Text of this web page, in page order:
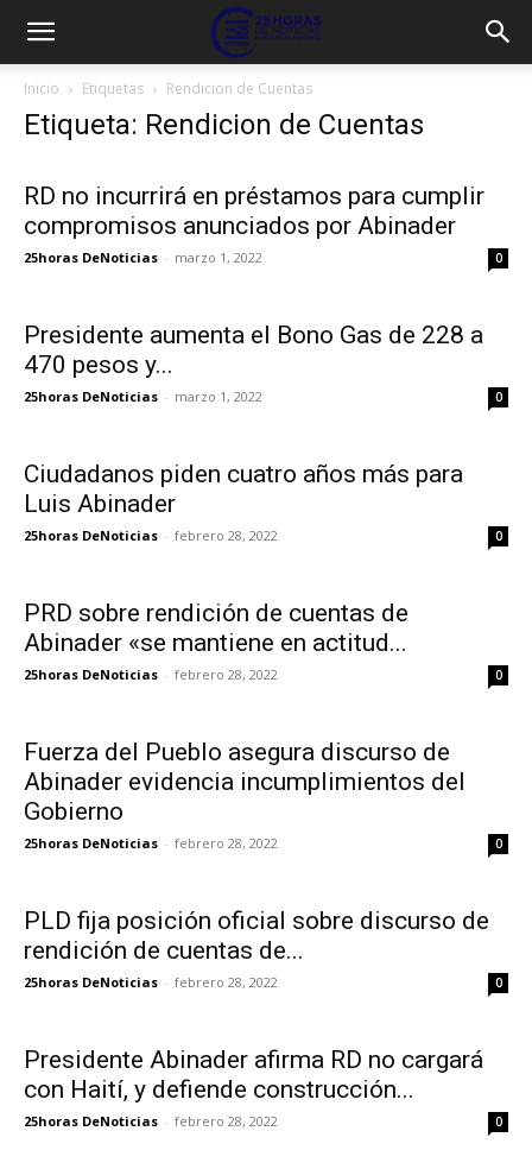
Inicio Etiquetas Rendicion de Cuentas
Etiqueta: Rendicion de Cuentas
RD no incurrirá en préstamos para cumplir
compromisos anunciados por Abinader
25horas DeNoticias - marzo 1, 2022 0
Presidente aumenta el Bono Gas de 228 a
470 pesos y...
25horas DeNoticias - marzo 1, 2022 0
Ciudadanos piden cuatro años más para
Luis Abinader
25horas DeNoticias - febrero 28, 2022 0
PRD sobre rendición de cuentas de
Abinader «se mantiene en actitud...
25horas DeNoticias - febrero 28, 2022 0
Fuerza del Pueblo asegura discurso de
Abinader evidencia incumplimientos del
Gobierno
25horas DeNoticias - febrero 28, 2022 0
PLD fija posición oficial sobre discurso de
rendición de cuentas de...
25horas DeNoticias - febrero 28, 2022 0
Presidente Abinader afirma RD no cargará
con Haití, y defiende construcción...
25horas DeNoticias - febrero 28, 2022 0